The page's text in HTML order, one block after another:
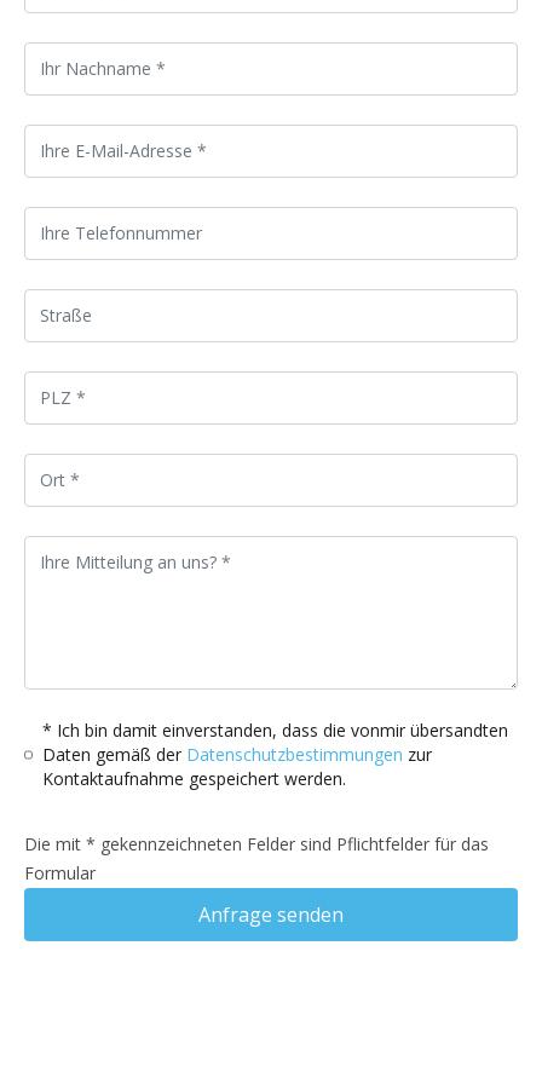
* Ich bin damit einverstanden, dass die vonmir übersandten
Daten gemäß der Datenschutzbestimmungen zur
Kontaktaufnahme gespeichert werden.
Die mit * gekennzeichneten Felder sind Pflichtfelder für das
Formular
Anfrage senden